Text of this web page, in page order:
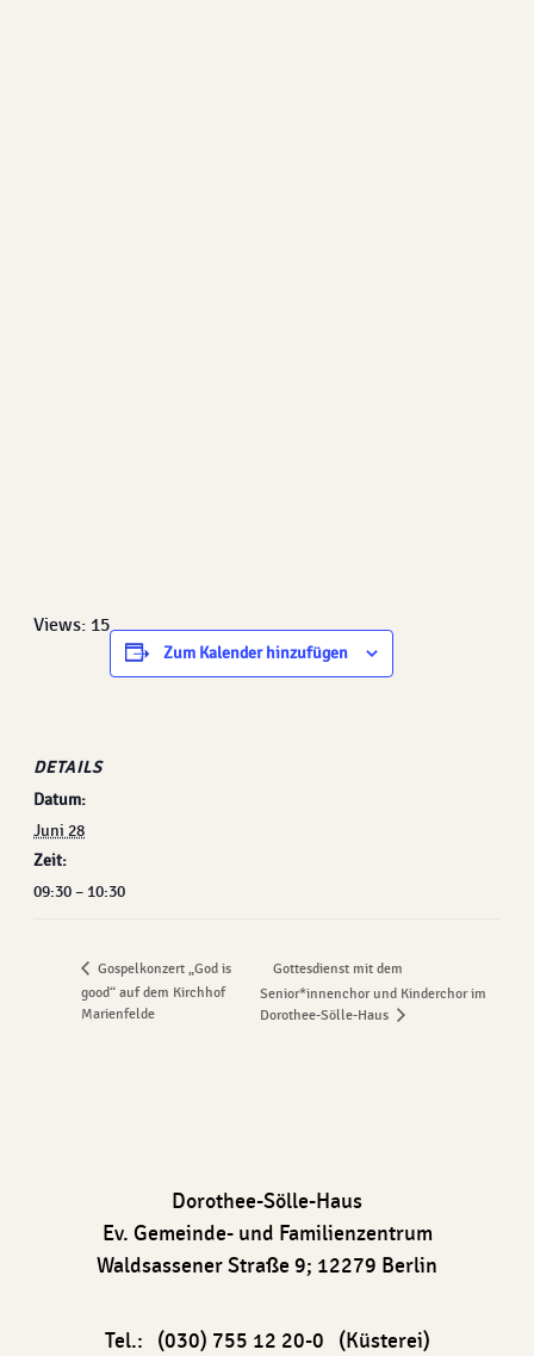
Views: 15
Zum Kalender hinzufügen
DETAILS
Datum:
Juni 28
Zeit:
09:30 – 10:30
Gospelkonzert „God is
good“ auf dem Kirchhof
Marienfelde
Gottesdienst mit dem
Senior*innenchor und Kinderchor im
Dorothee-Sölle-Haus
Dorothee-Sölle-Haus
Ev. Gemeinde- und Familienzentrum
Waldsassener Straße 9; 12279 Berlin
Tel.: (030) 755 12 20-0 (Küsterei)